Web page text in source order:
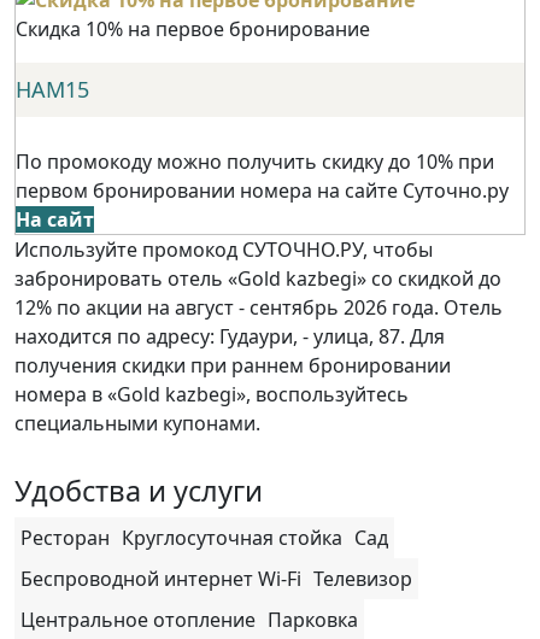
Скидка 10% на первое бронирование
НАМ15
По промокоду можно получить скидку до 10% при
первом бронировании номера на сайте Суточно.ру
На сайт
Используйте промокод СУТОЧНО.РУ, чтобы
забронировать отель «Gold kazbegi» со скидкой до
12% по акции на август - сентябрь 2026 года. Отель
находится по адресу: Гудаури, - улица, 87. Для
получения скидки при раннем бронировании
номера в «Gold kazbegi», воспользуйтесь
специальными купонами.
Удобства и услуги
Ресторан Круглосуточная стойка Сад
Беспроводной интернет Wi-Fi Телевизор
Центральное отопление Парковка